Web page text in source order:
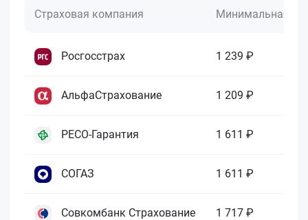
Страховая компания Минимальная
Росгосстрах 1 239 ₽
АльфаСтрахование 1 209 ₽
РЕСО-Гарантия 1 611 ₽
СОГАЗ 1 611 ₽
Совкомбанк Страхование 1 717 ₽